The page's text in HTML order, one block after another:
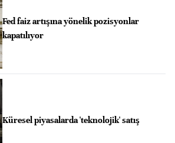
Fed faiz artışına yönelik pozisyonlar
kapatılıyor
Küresel piyasalarda 'teknolojik' satış